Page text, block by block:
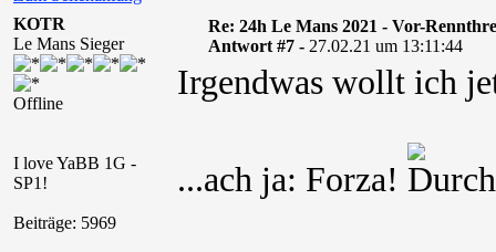
KOTR
Le Mans Sieger
Offline
I love YaBB 1G -
SP1!
Beiträge: 5969
Re: 24h Le Mans 2021 - Vor-
Antwort #7 - 27.02.21 um 13:11:44
Irgendwas wollt ich
...ach ja: Forza!